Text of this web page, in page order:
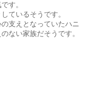
す。
ているそうです。
支えとなっていたハニ
ない家族だそうです。